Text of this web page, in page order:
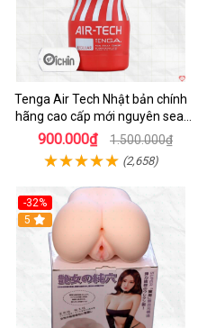
Tenga Air Tech Nhật bản chính
hãng cao cấp mới nguyên seal
giá tốt
900.000₫ 1.500.000₫
(2,658)
-32%
Hot
5